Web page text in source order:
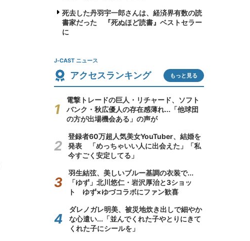
死去した丹羽宇一郎さんは、経済界有数の読
書家だった 『死ぬほど読書』ベストセラー
に
J-CAST ニュース
アクセスランキング もっと見る
電撃トレードの巨人・リチャード、ソフト
バンク・秋広優人の存在感薄れ...「他球団
の方が出場機会ある」の声が
登録者60万超人気美女YouTuber、結婚を
発表 「めっちゃいい人に出会えた」「私
今すごく安定してる」
羽生結弦、美しいブルー基調の衣装で...
「ゆず」北川悠仁・岩沢厚治と3ショッ
ト ゆず×ゆづコラボにファン歓喜
ダレノガレ明美、被災地炊き出しで細やか
な心遣い...「並んでくれた子やとりにきて
くれた子にシールを」